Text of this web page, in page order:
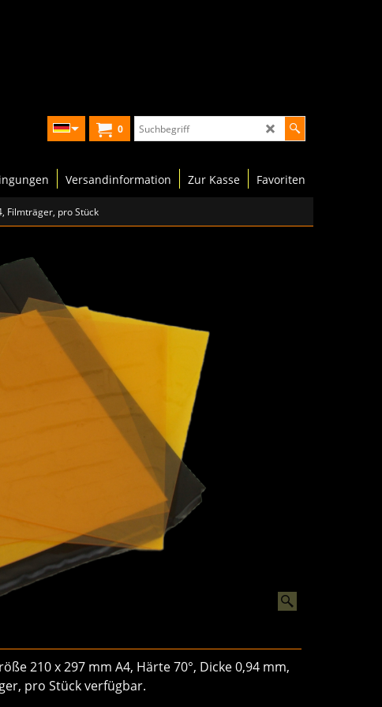
0
Versandinformation Zur Kasse Favoriten
Filmträger, pro Stück
210 x 297 mm A4, Härte 70°, Dicke 0,94 mm,
pro Stück verfügbar.